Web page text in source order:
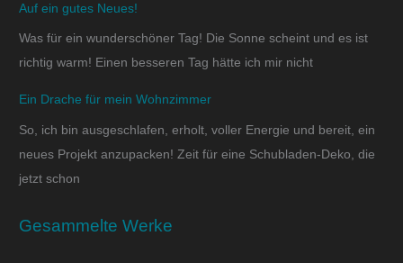
Auf ein gutes Neues!
Was für ein wunderschöner Tag! Die Sonne scheint und es ist
richtig warm! Einen besseren Tag hätte ich mir nicht
Ein Drache für mein Wohnzimmer
So, ich bin ausgeschlafen, erholt, voller Energie und bereit, ein
neues Projekt anzupacken! Zeit für eine Schubladen-Deko, die
jetzt schon
Gesammelte Werke